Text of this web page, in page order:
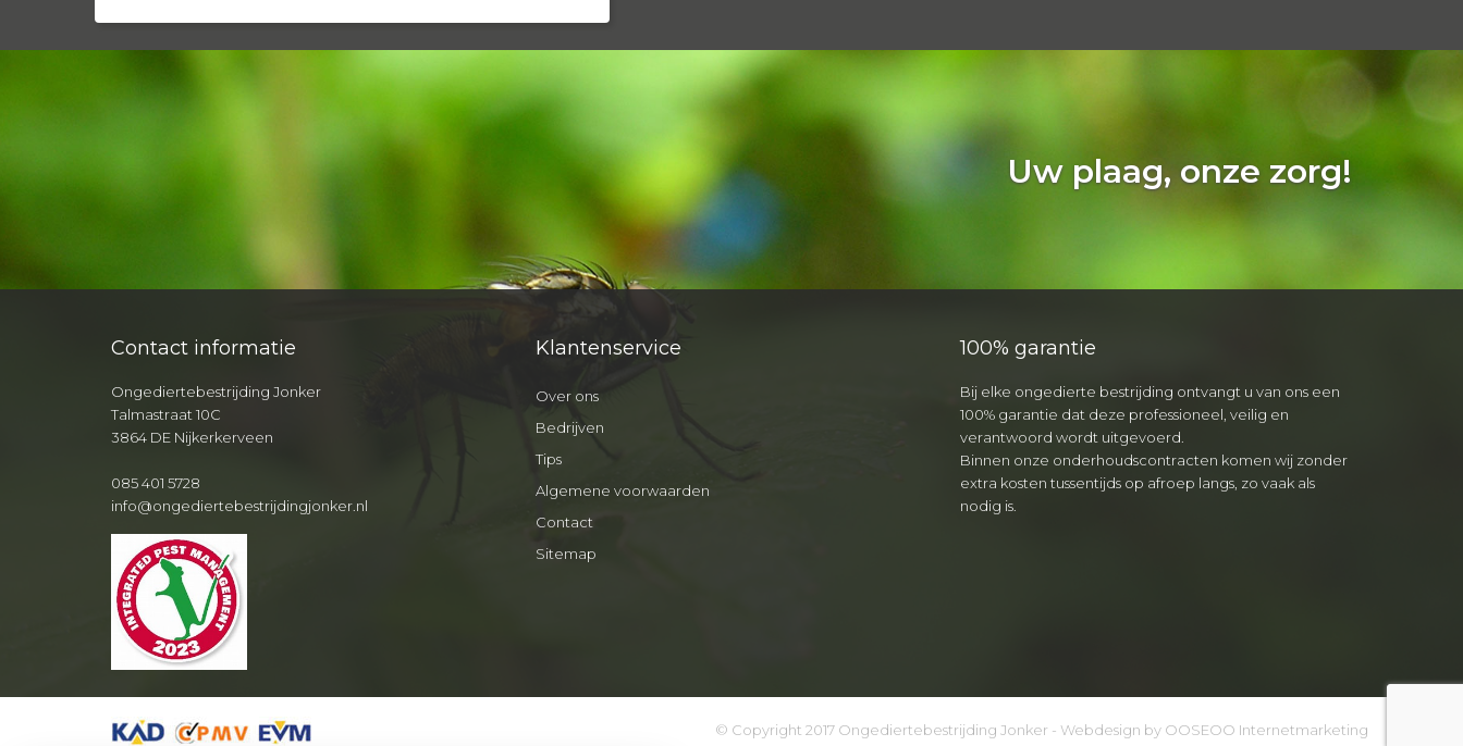
Uw plaag, onze zorg!
Contact informatie
Ongediertebestrijding Jonker
Talmastraat 10C
3864 DE Nijkerkerveen
085 401 5728
info@ongediertebestrijdingjonker.nl
Klantenservice
Over ons
Bedrijven
Tips
Algemene voorwaarden
Contact
Sitemap
100% garantie
Bij elke ongedierte bestrijding ontvangt u van ons een
100% garantie dat deze professioneel, veilig en
verantwoord wordt uitgevoerd.
Binnen onze onderhoudscontracten komen wij zonder
extra kosten tussentijds op afroep langs, zo vaak als
nodig is.
© Copyright 2017 Ongediertebestrijding Jonker - Webdesign by OOSEOO Internetmarketing